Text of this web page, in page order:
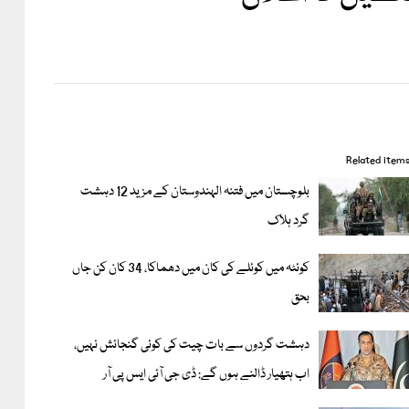
Related items
بلوچستان میں فتنہ الہندوستان کے مزید 12 دہشت
گرد ہلاک
کوئٹہ میں کوئلے کی کان میں دھماکا، 34 کان کن جاں
بحق
دہشت گردوں سے بات چیت کی کوئی گنجائش نہیں،
اب ہتھیار ڈالنے ہوں گے: ڈی جی آئی ایس پی آر